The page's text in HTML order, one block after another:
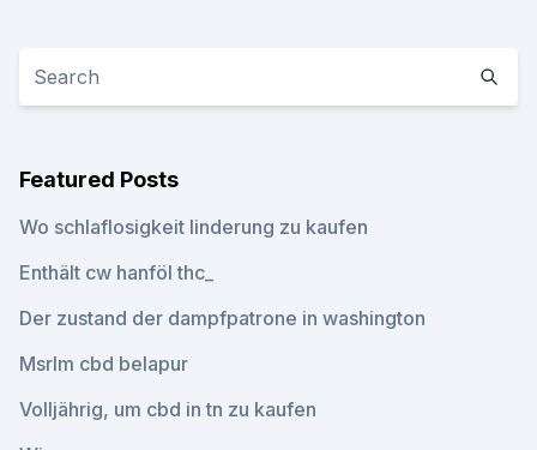
Featured Posts
Wo schlaflosigkeit linderung zu kaufen
Enthält cw hanföl thc_
Der zustand der dampfpatrone in washington
Msrlm cbd belapur
Volljährig, um cbd in tn zu kaufen